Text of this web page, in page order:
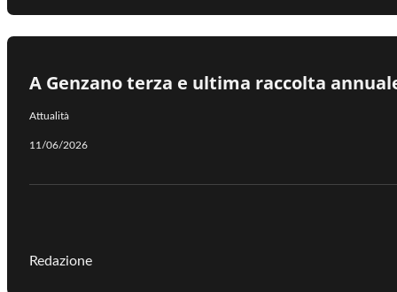
​A Genzano terza e ultima raccolta
Attualità
11/06/2026
Redazione